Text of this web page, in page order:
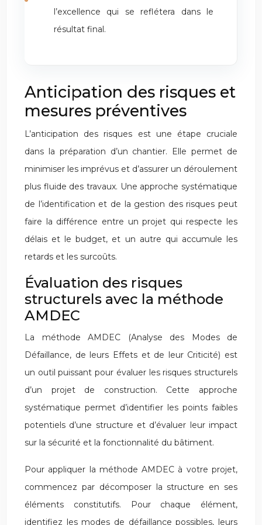
l’excellence qui se reflétera dans le
résultat final.
Anticipation des risques et
mesures préventives
L’anticipation des risques est une étape cruciale
dans la préparation d’un chantier. Elle permet de
minimiser les imprévus et d’assurer un déroulement
plus fluide des travaux. Une approche systématique
de l’identification et de la gestion des risques peut
faire la différence entre un projet qui respecte les
délais et le budget, et un autre qui accumule les
retards et les surcoûts.
Évaluation des risques
structurels avec la méthode
AMDEC
La méthode AMDEC (Analyse des Modes de
Défaillance, de leurs Effets et de leur Criticité) est
un outil puissant pour évaluer les risques structurels
d’un projet de construction. Cette approche
systématique permet d’identifier les points faibles
potentiels d’une structure et d’évaluer leur impact
sur la sécurité et la fonctionnalité du bâtiment.
Pour appliquer la méthode AMDEC à votre projet,
commencez par décomposer la structure en ses
éléments constitutifs. Pour chaque élément,
identifiez les modes de défaillance possibles, leurs